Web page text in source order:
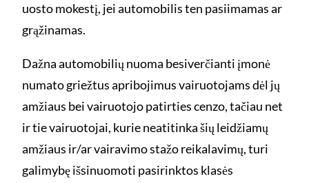
uosto mokestį, jei automobilis ten pasiimamas ar
grąžinamas.
Dažna automobilių nuoma besiverčianti įmonė
numato griežtus apribojimus vairuotojams dėl jų
amžiaus bei vairuotojo patirties cenzo, tačiau net
ir tie vairuotojai, kurie neatitinka šių leidžiamų
amžiaus ir/ar vairavimo stažo reikalavimų, turi
galimybę išsinuomoti pasirinktos klasės